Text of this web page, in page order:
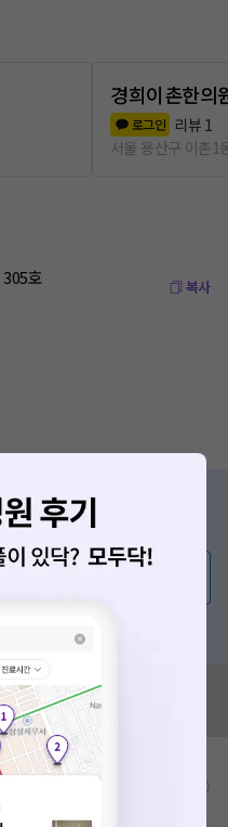
경희이촌한의
로그인 리뷰 1
서울 용산구 이촌1
호 복사
이 있나요?
비급여/급여 진료란?